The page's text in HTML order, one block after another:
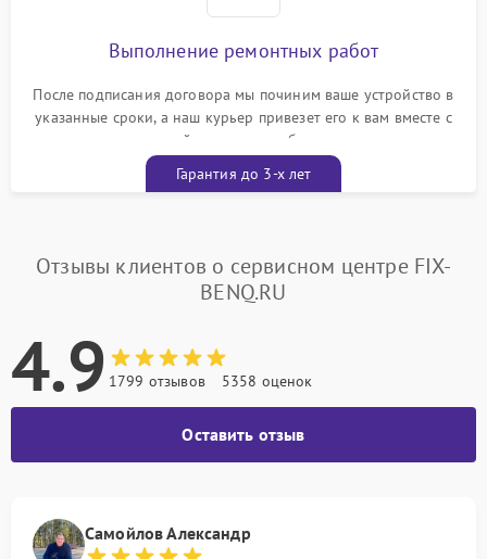
Выполнение ремонтных работ
После подписания договора мы починим ваше устройство в
указанные сроки, а наш курьер привезет его к вам вместе с
гарантийным талоном бесплатно
Гарантия до 3-х лет
Отзывы клиентов о сервисном центре FIX-
BENQ.RU
4.9 1799 отзывов 5358 оценок
Оставить отзыв
Самойлов Александр